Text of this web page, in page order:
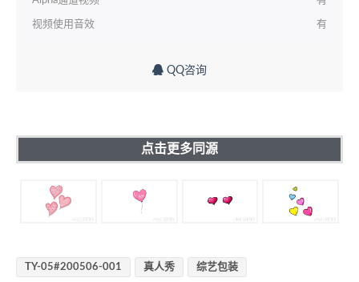
视频使用音效 有
QQ咨询
点击更多同源
TY-05#200506-001 真人秀 综艺包装